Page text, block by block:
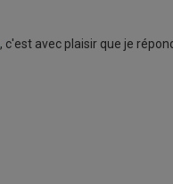
, c'est avec plaisir que je